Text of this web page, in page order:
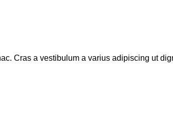
Cras a vestibulum a varius adipiscing ut